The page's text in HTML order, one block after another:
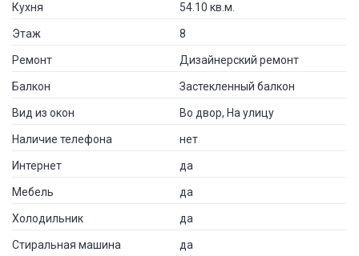
Кухня 54.10 кв.м.
Этаж 8
Ремонт Дизайнерский ремонт
Балкон Застекленный балкон
Вид из окон Во двор, На улицу
Наличие телефона нет
Интернет да
Мебель да
Холодильник да
Стиральная машина да